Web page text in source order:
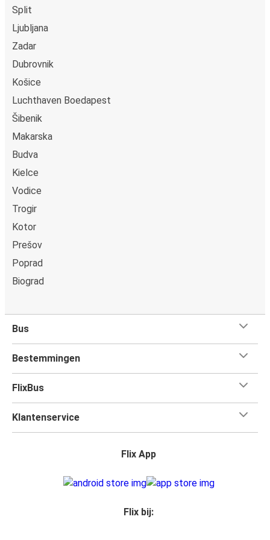
onze verkooppunten kun je cash betalen.
Split
Ljubljana
Zadar
Dubrovnik
Košice
Luchthaven Boedapest
Šibenik
Makarska
Budva
Kielce
Vodice
Trogir
Kotor
Prešov
Poprad
Biograd
Bus
Bestemmingen
FlixBus
Klantenservice
Flix App
Flix bij: